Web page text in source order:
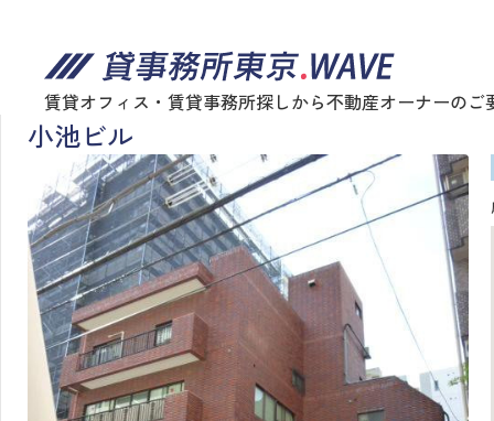
賃貸オフィス・賃貸事務所探しから不動産オーナーのご
小池ビル